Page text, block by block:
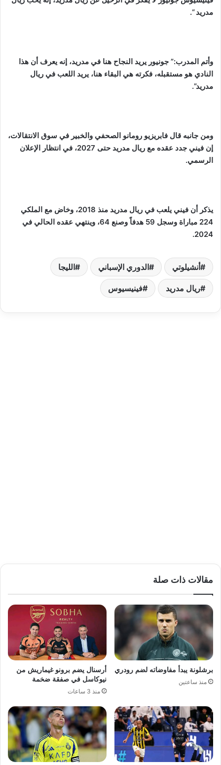
مدريد “.
وأتم المدرب:” جونيور يريد النجاح هنا في مدريد، إنه يعرف أن هذا
النادي هو مستقبله، فكرته هي البقاء هنا، يريد اللعب في ريال
مدريد”.
ومن جانبه قال فابريزيو رومانو الصحفي والخبير في سوق الانتقالات،
إن فيني جدد عقده مع ريال مدريد حتى 2027، في انتظار الإعلان
الرسمي.
يذكر أن فيني يلعب في ريال مدريد منذ 2018، وخاض مع الملكي
224 مباراة وسجل 59 هدفاً وصنع 64، وينتهي عقده الحالي في
2024.
أنشيلوتي الدوري الإسباني الليجا
ريال مدريد فينيسيوس
مقالات ذات صلة
برشلونة يبدأ مفاوضاته لضم رودري
منذ ساعتين
أرسنال يضم برونو غيماريش من
نيوكاسل في صفقة ضخمة
منذ 3 ساعات